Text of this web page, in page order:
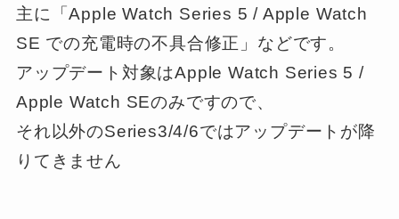
主に「Apple Watch Series 5 / Apple Watch
SE での充電時の不具合修正」などです。
アップデート対象はApple Watch Series 5 /
Apple Watch SEのみですので、
それ以外のSeries3/4/6ではアップデートが降
りてきません